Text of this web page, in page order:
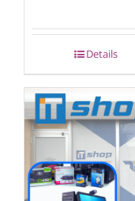
Details